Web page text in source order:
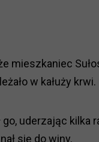
mieszkaniec
w kałuży krwi.
go, uderzając kilka
się do winy.